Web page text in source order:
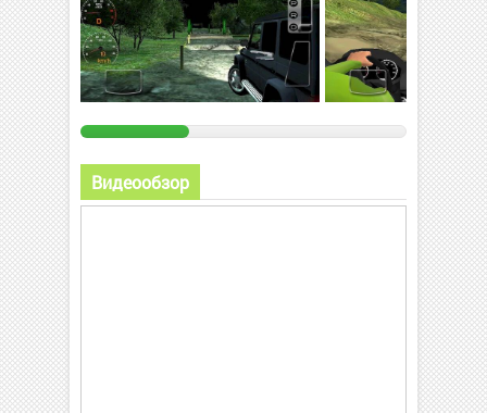
Видеообзор